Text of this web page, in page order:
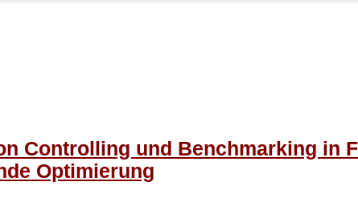
Controlling und Benchmarking in
Optimierung